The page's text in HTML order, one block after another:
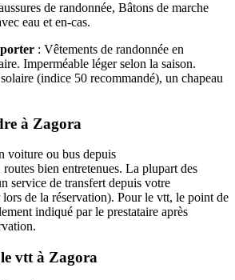
de randonnée, Bâtons de marche
eau et en-cas.
: Vêtements de randonnée en
Imperméable léger selon la saison.
(indice 50 recommandé), un chapeau
à Zagora
voiture ou bus depuis
bien entretenues. La plupart des
service de transfert depuis votre
de la réservation). Pour le vtt, le point de
indiqué par le prestataire après
vtt à Zagora